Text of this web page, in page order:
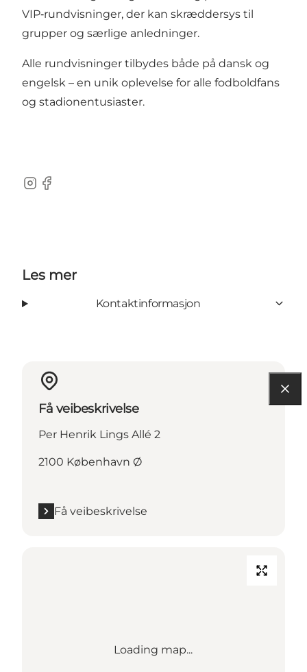
VIP‑rundvisninger, der kan skræddersys til
grupper og særlige anledninger.
Alle rundvisninger tilbydes både på dansk og
engelsk – en unik oplevelse for alle fodboldfans
og stadionentusiaster.
Instagram
Facebook
Les mer
Kontaktinformasjon
Få veibeskrivelse
Per Henrik Lings Allé 2
2100 København Ø
Få veibeskrivelse
Loading map...